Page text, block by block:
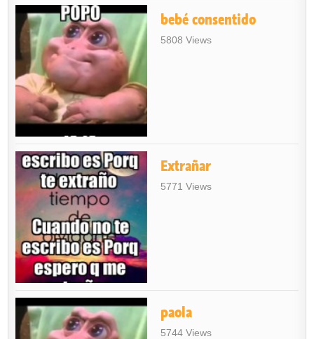
bebé consentido
5808 Views
Extrañar
5771 Views
paola
5744 Views